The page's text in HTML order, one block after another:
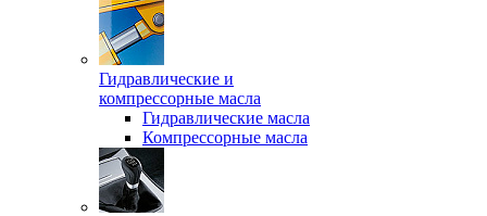
Гидравлические и
компрессорные масла
Гидравлические масла
Компрессорные масла